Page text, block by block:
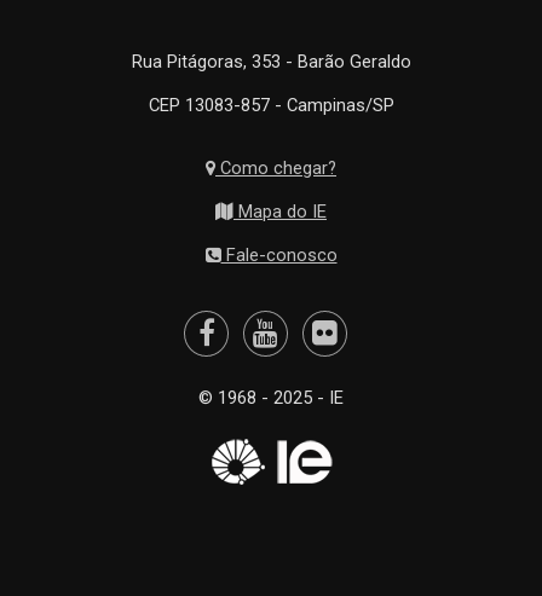
Rua Pitágoras, 353 - Barão Geraldo
CEP 13083-857 - Campinas/SP
Como chegar?
Mapa do IE
Fale-conosco
© 1968 - 2025 - IE